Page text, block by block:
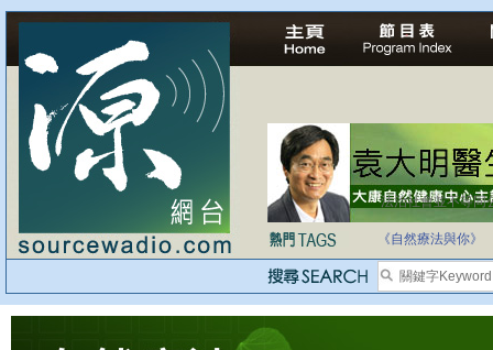
法治社會並不等同
《自然療法與你》